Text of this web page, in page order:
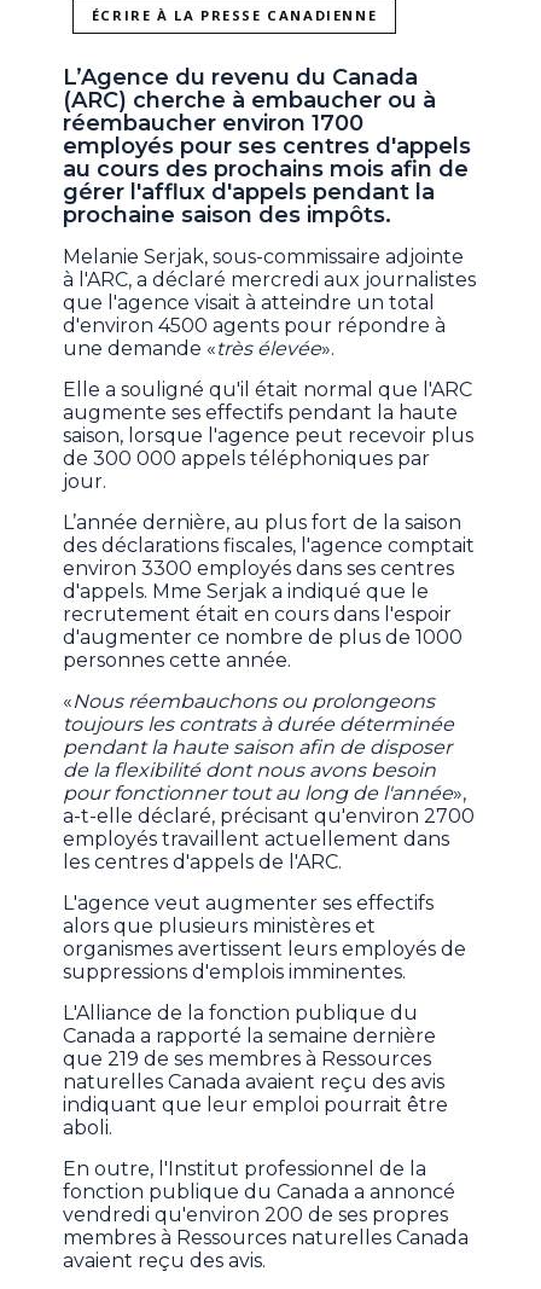
ÉCRIRE À LA PRESSE CANADIENNE
L’Agence du revenu du Canada
(ARC) cherche à embaucher ou à
réembaucher environ 1700
employés pour ses centres d'appels
au cours des prochains mois afin de
gérer l'afflux d'appels pendant la
prochaine saison des impôts.
Melanie Serjak, sous-commissaire adjointe
à l'ARC, a déclaré mercredi aux journalistes
que l'agence visait à atteindre un total
d'environ 4500 agents pour répondre à
une demande «très élevée».
Elle a souligné qu'il était normal que l'ARC
augmente ses effectifs pendant la haute
saison, lorsque l'agence peut recevoir plus
de 300 000 appels téléphoniques par
jour.
L’année dernière, au plus fort de la saison
des déclarations fiscales, l'agence comptait
environ 3300 employés dans ses centres
d'appels. Mme Serjak a indiqué que le
recrutement était en cours dans l'espoir
d'augmenter ce nombre de plus de 1000
personnes cette année.
«Nous réembauchons ou prolongeons
toujours les contrats à durée déterminée
pendant la haute saison afin de disposer
de la flexibilité dont nous avons besoin
pour fonctionner tout au long de l'année»,
a-t-elle déclaré, précisant qu'environ 2700
employés travaillent actuellement dans
les centres d'appels de l'ARC.
L'agence veut augmenter ses effectifs
alors que plusieurs ministères et
organismes avertissent leurs employés de
suppressions d'emplois imminentes.
L'Alliance de la fonction publique du
Canada a rapporté la semaine dernière
que 219 de ses membres à Ressources
naturelles Canada avaient reçu des avis
indiquant que leur emploi pourrait être
aboli.
En outre, l'Institut professionnel de la
fonction publique du Canada a annoncé
vendredi qu'environ 200 de ses propres
membres à Ressources naturelles Canada
avaient reçu des avis.